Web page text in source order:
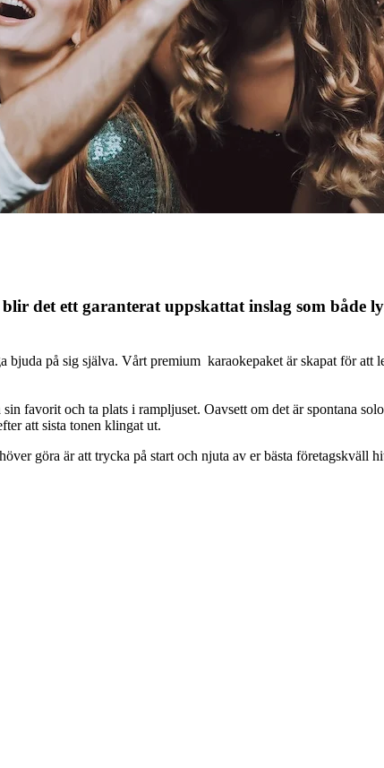
det ett garanterat uppskattat inslag som både
bjuda på sig själva. Vårt premium karaokepaket är skapat för
och ta plats i rampljuset. Oavsett om det är spontana
att sista tonen klingat ut.
göra är att trycka på start och njuta av er bästa företagskväll